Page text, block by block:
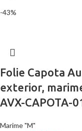
-43%
Folie Capota
exterior,
AVX-CAPOTA-
Marime "M"